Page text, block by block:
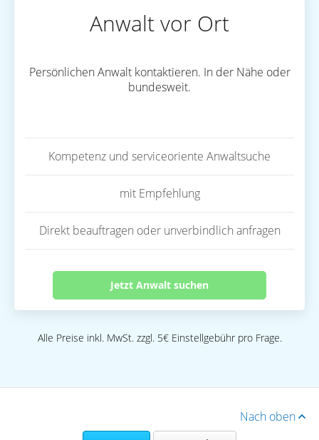
Anwalt vor Ort
Persönlichen Anwalt kontaktieren. In der Nähe oder
bundesweit.
Kompetenz und serviceoriente Anwaltsuche
mit Empfehlung
Direkt beauftragen oder unverbindlich anfragen
Jetzt Anwalt suchen
Alle Preise inkl. MwSt. zzgl. 5€ Einstellgebühr pro Frage.
Nach oben